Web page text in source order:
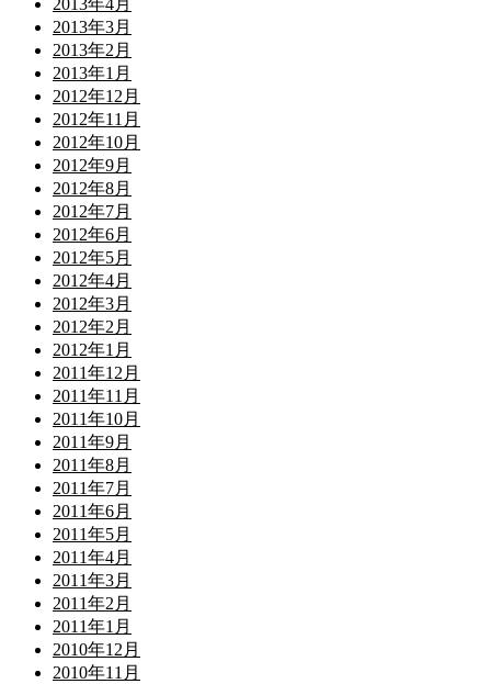
2013年3月
2013年2月
2013年1月
2012年12月
2012年11月
2012年10月
2012年9月
2012年8月
2012年7月
2012年6月
2012年5月
2012年4月
2012年3月
2012年2月
2012年1月
2011年12月
2011年11月
2011年10月
2011年9月
2011年8月
2011年7月
2011年6月
2011年5月
2011年4月
2011年3月
2011年2月
2011年1月
2010年12月
2010年11月